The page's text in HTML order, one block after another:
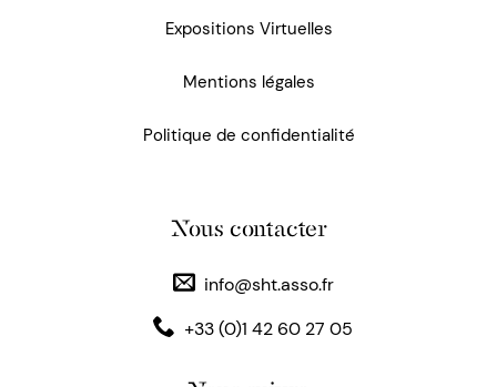
Expositions Virtuelles
Mentions légales
Politique de confidentialité
Nous contacter
info@sht.asso.fr
+33 (0)1 42 60 27 05